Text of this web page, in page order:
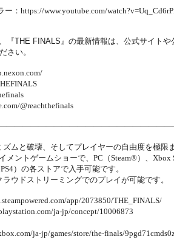
https://www.youtube.com/
『THE FINALS』の最新情報は、公式サイトや
さい。
@reachthefinals
ズムと破壊、そしてプレイヤーの自由度を極限
ントゲームショーで、PC（Steam®）、Xbox
）の各ストアで入手可能です。
ラウドストリーミングでのプレイが可能です。
app/2073850/THE_FINALS/
ja-jp/concept/10006873
ja-jp/games/store/the-finals/